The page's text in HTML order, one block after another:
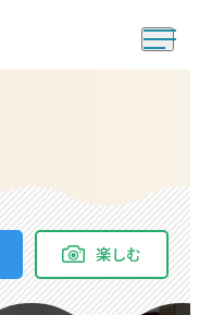
楽しむ